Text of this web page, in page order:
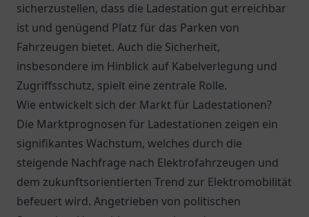
sicherzustellen, dass die Ladestation gut erreichbar
ist und genügend Platz für das Parken von
Fahrzeugen bietet. Auch die Sicherheit,
insbesondere im Hinblick auf Kabelverlegung und
Zugriffsschutz, spielt eine zentrale Rolle.
Wie entwickelt sich der Markt für Ladestationen?
Die Marktprognosen für Ladestationen zeigen ein
signifikantes Wachstum, welches durch die
steigende Nachfrage nach Elektrofahrzeugen und
dem zukunftsorientierten Trend zur Elektromobilität
befeuert wird. Angetrieben von politischen